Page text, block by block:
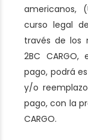
americanos,
curso legal
través de los
2BC
pago, podrá
y/o
pago, con la
CARGO.